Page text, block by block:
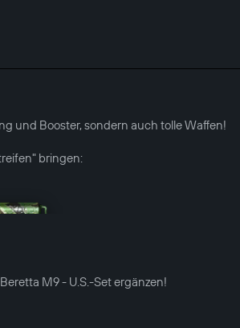
und Booster, sondern auch tolle Waffen!
bringen:
M9 - U.S.-Set ergänzen!